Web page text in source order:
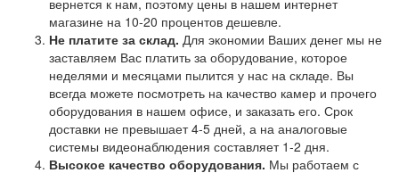
вернется к нам, поэтому цены в нашем интернет
магазине на 10-20 процентов дешевле.
Не платите за склад. Для экономии Ваших денег мы не
заставляем Вас платить за оборудование, которое
неделями и месяцами пылится у нас на складе. Вы
всегда можете посмотреть на качество камер и прочего
оборудования в нашем офисе, и заказать его. Срок
доставки не превышает 4-5 дней, а на аналоговые
системы видеонаблюдения составляет 1-2 дня.
Высокое качество оборудования. Мы работаем с